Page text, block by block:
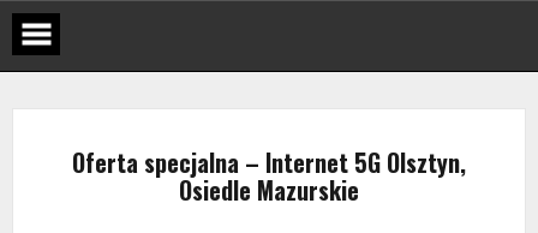
Skip
content
Oferta specjalna – Internet 5G Olsztyn,
Osiedle Mazurskie